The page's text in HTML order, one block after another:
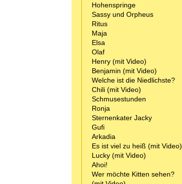
Hohenspringe
Sassy und Orpheus
Ritus
Maja
Elsa
Olaf
Henry (mit Video)
Benjamin (mit Video)
Welche ist die Niedlichste?
Chili (mit Video)
Schmusestunden
Ronja
Sternenkater Jacky
Gufi
Arkadia
Es ist viel zu heiß (mit Video)
Lucky (mit Video)
Ahoi!
Wer möchte Kitten sehen?